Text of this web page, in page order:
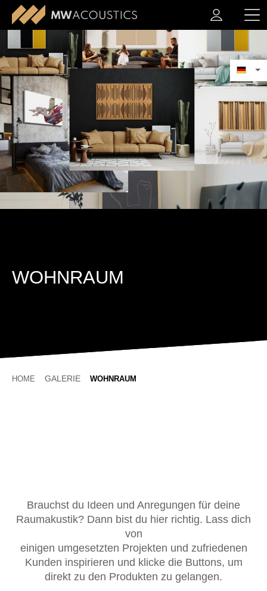
WOHNRAUM
HOME GALERIE WOHNRAUM
Brauchst du Ideen und Anregungen für deine
Raumakustik? Dann bist du hier richtig. Lass dich
von
einigen umgesetzten Projekten und zufriedenen
Kunden inspirieren und klicke die Buttons, um
direkt zu den Produkten zu gelangen.